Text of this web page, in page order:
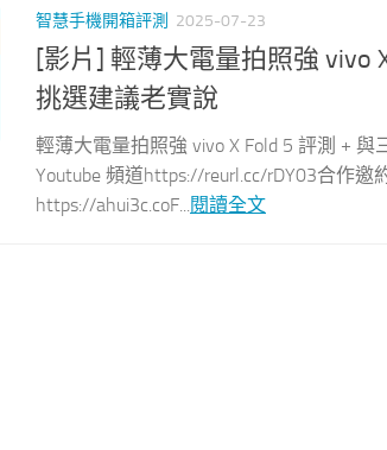
智慧手機開箱評測 2025-07-23
[影片] 輕薄大電量拍照強 vivo
挑選建議老實說
輕薄大電量拍照強 vivo X Fold 5 評測 +
Youtube 頻道https://reurl.cc/rDY03合作邀
https://ahui3c.coF...閱讀全文